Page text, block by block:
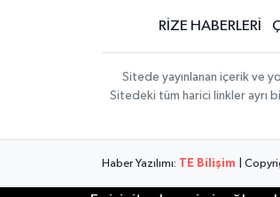
RİZE HABERLERİ
Sitede yayınlanan içerik ve
Sitedeki tüm harici linkler ayrı
Haber Yazılımı: TE Bilişim |
SPOR HABERLERİ